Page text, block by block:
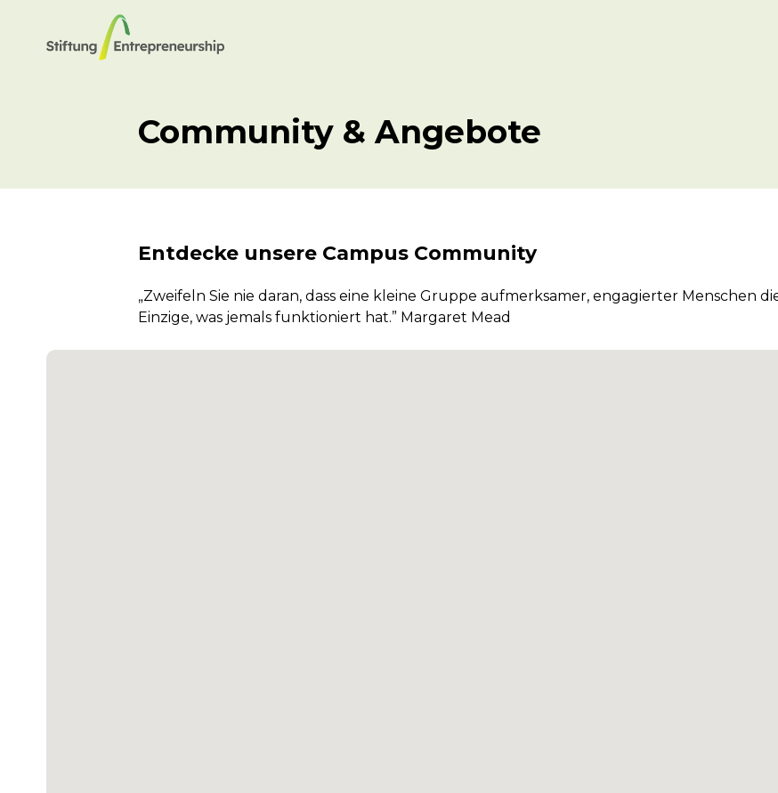
Community & Angebote
Entdecke unsere Campus Community
„Zweifeln Sie nie daran, dass eine kleine Gruppe aufmerksamer, engagierter Menschen
Einzige, was jemals funktioniert hat.” Margaret Mead